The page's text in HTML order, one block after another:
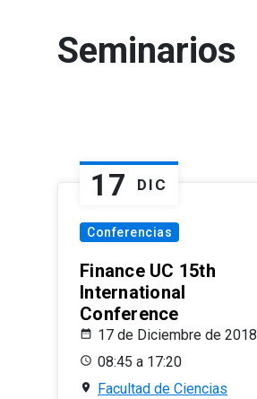
Seminarios
17 DIC
Conferencias
Finance UC 15th
International
Conference
17 de Diciembre de 2018
08:45 a 17:20
Facultad de Ciencias